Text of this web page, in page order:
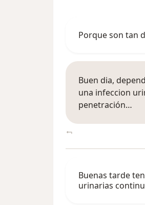
Porque son tan
Buen dia,
una infeccion
penetración…
Buenas tarde
urinarias